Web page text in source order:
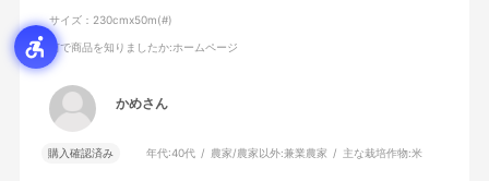
サイズ：230cmx50m(#)
何で商品を知りましたか:ホームページ
かめさん
購入確認済み 年代:40代 農家/農家以外:兼業農家 主な栽培作物:米